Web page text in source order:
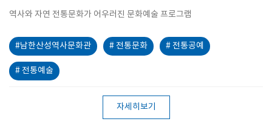
역사와 자연 전통문화가 어우러진 문화예술 프로그램
#남한산성역사문화관 # 전통문화 # 전통공예
# 전통예술
자세히보기